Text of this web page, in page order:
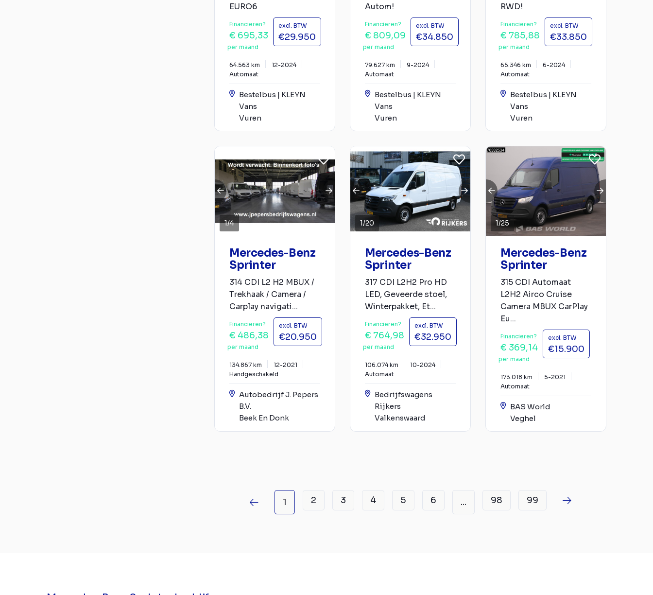
EURO6
Financieren?
€ 695,33
per maand
excl. BTW
€29.950
64.563 km
12-2024
Automaat
Bestelbus | KLEYN
Vans
Vuren
Autom!
Financieren?
€ 809,09
per maand
excl. BTW
€34.850
79.627 km
9-2024
Automaat
Bestelbus | KLEYN
Vans
Vuren
RWD!
Financieren?
€ 785,88
per maand
excl. BTW
€33.850
65.346 km
6-2024
Automaat
Bestelbus | KLEYN
Vans
Vuren
1/4
Mercedes-Benz
Sprinter
314 CDI L2 H2 MBUX /
Trekhaak / Camera /
Carplay navigati...
Financieren?
€ 486,38
per maand
excl. BTW
€20.950
134.867 km
12-2021
Handgeschakeld
Autobedrijf J. Pepers
B.V.
Beek En Donk
1/20
Mercedes-Benz
Sprinter
317 CDI L2H2 Pro HD
LED, Geveerde stoel,
Winterpakket, Et...
Financieren?
€ 764,98
per maand
excl. BTW
€32.950
106.074 km
10-2024
Automaat
Bedrijfswagens
Rijkers
Valkenswaard
1/25
Mercedes-Benz
Sprinter
315 CDI Automaat
L2H2 Airco Cruise
Camera MBUX CarPlay
Eu...
Financieren?
€ 369,14
per maand
excl. BTW
€15.900
173.018 km
5-2021
Automaat
BAS World
Veghel
1 2 3 4 5 6 ... 98 99